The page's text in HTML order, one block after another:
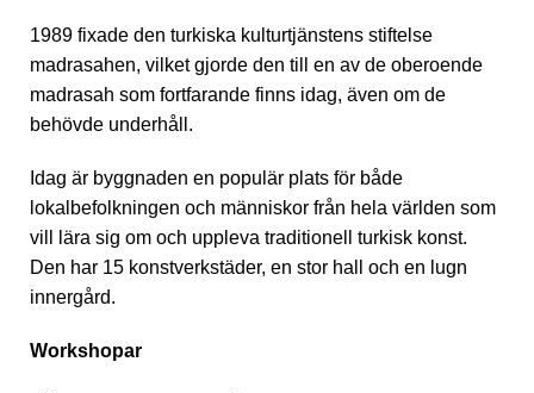
1989 fixade den turkiska kulturtjänstens stiftelse
madrasahen, vilket gjorde den till en av de oberoende
madrasah som fortfarande finns idag, även om de
behövde underhåll.
Idag är byggnaden en populär plats för både
lokalbefolkningen och människor från hela världen som
vill lära sig om och uppleva traditionell turkisk konst.
Den har 15 konstverkstäder, en stor hall och en lugn
innergård.
Workshopar